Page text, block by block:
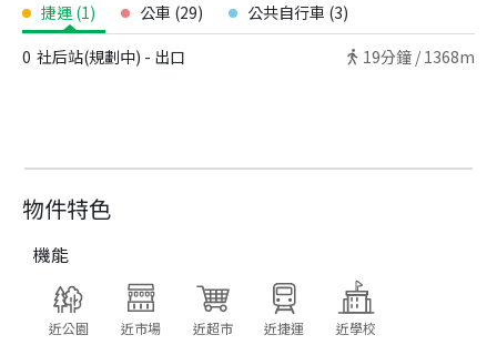
物件特色
機能
近公園 近市場 近超市 近捷運 近學校
捷運 (1) 公車 (29) 公共自行車 (3)
0 社后站(規劃中) - 出口 19分鐘 / 1368m